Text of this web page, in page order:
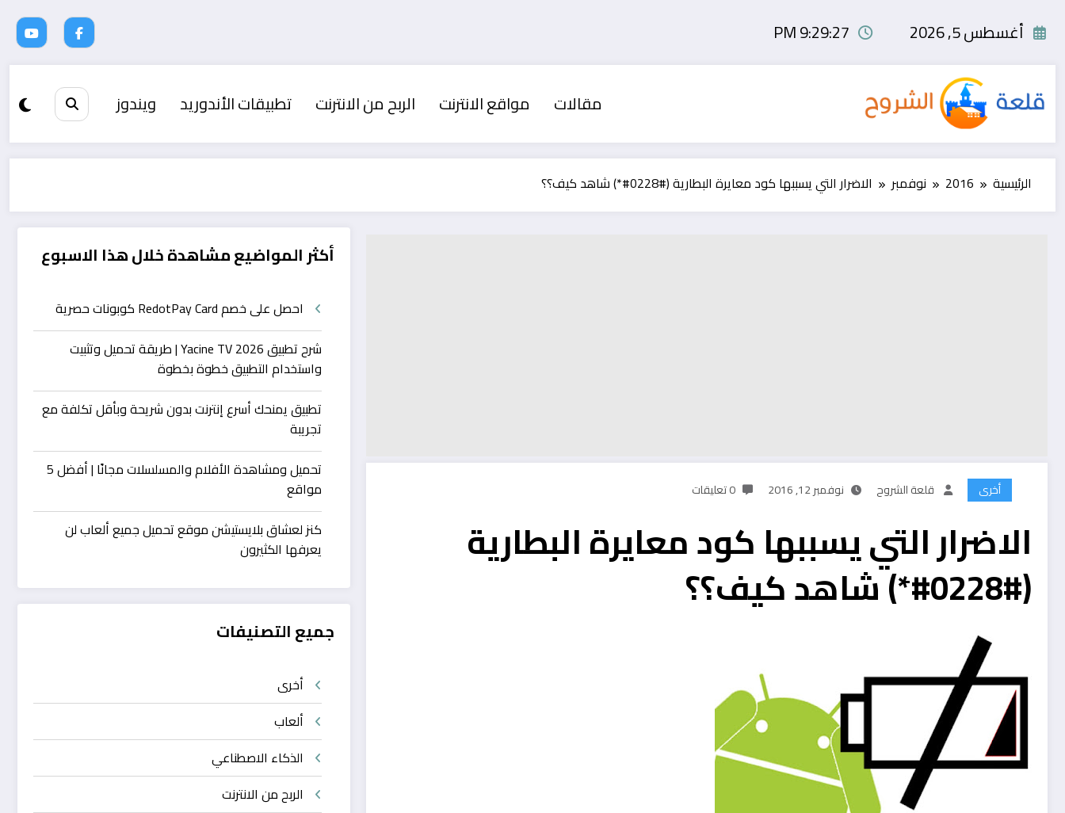
أغسطس 5, 2026 9:29:27 PM
مقالات مواقع الانترنت الربح من الانترنت تطبيقات الأندوريد ويندوز
الرئيسية 2016 نوفمبر الاضرار التي يسببها كود معايرة البطارية (#0228#*) شاهد كيف؟؟
أخرى قلعة الشروح نوفمبر 12, 2016 0 تعليقات
الاضرار التي يسببها كود معايرة البطارية
(#0228#*) شاهد كيف؟؟
أكثر المواضيع مشاهدة خلال هذا الاسبوع
احصل على خصم RedotPay Card كوبونات حصرية
شرح تطبيق Yacine TV 2026 | طريقة تحميل وتثبيت
واستخدام التطبيق خطوة بخطوة
تطبيق يمنحك أسرع إنترنت بدون شريحة وبأقل تكلفة مع
تجريبة
تحميل ومشاهدة الأفلام والمسلسلات مجانًا | أفضل 5
مواقع
كنز لعشاق بلايستيشن موقع تحميل جميع ألعاب لن
يعرفها الكثيرون
جميع التصنيفات
أخرى
ألعاب
الذكاء الاصطناعي
الربح من الانترنت